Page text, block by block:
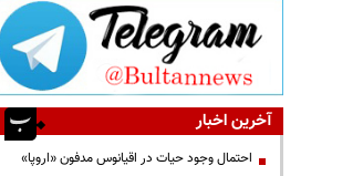
آخرین اخبار
احتمال وجود حیات در اقیانوس مدفون «اروپا»